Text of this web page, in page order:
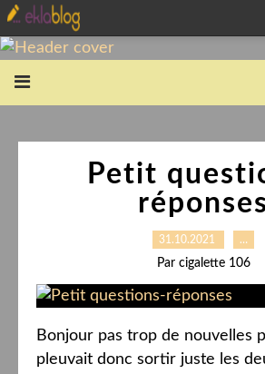
Petit
réponses
31.10.2021 …
Par cigalette 106
Bonjour pas trop de nouvelles
pleuvait donc sortir juste les